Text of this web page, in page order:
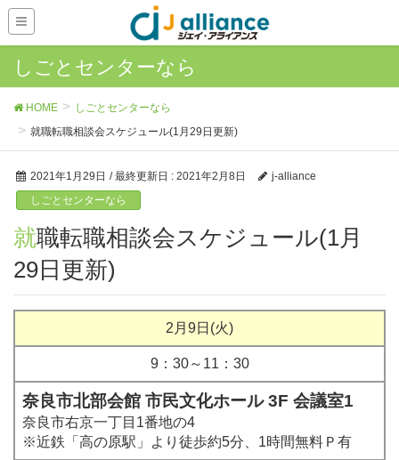
しごとセンターなら
HOME
しごとセンターなら
就職転職相談会スケジュール(1月29日更新)
2021年1月29日 / 最終更新日 : 2021年2月8日
j-alliance
しごとセンターなら
就職転職相談会スケジュール(1月
29日更新)
2月9日(火)
9：30～11：30
奈良市北部会館 市民文化ホール 3F 会議室1
奈良市右京一丁目1番地の4
※近鉄「高の原駅」より徒歩約5分、1時間無料Ｐ有